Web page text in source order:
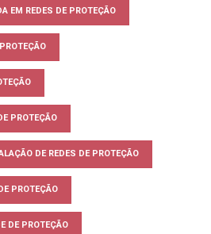
EM REDES DE PROTEÇÃO
PROTEÇÃO
DE REDES DE PROTEÇÃO
PROTEÇÃO
DE PROTEÇÃO